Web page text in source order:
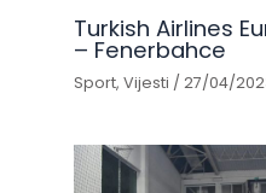
Turkish Airlines
– Fenerbahce
Sport,Vijesti /27/04/